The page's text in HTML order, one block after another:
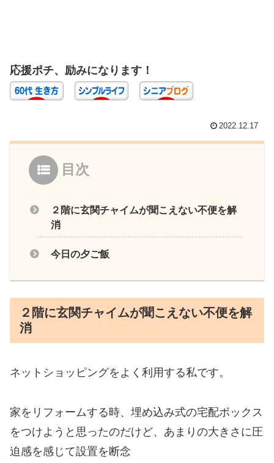
応援ポチ、励みになります！
2022.12.17
目次
２階に玄関チャイムが聞こえない不便を解
消
今日の夕ご飯
２階に玄関チャイムが聞こえない不便を解
消
ネットショッピングをよく利用する私です。
家をリフォームする時、埋め込み式の宅配ボックス
をつけようと思ったのだけど、あまりの大きさに圧
迫感を感じて設置を断念